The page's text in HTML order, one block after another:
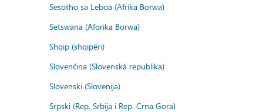
Sesotho sa Leboa (Afrika Borwa)
Setswana (Aforika Borwa)
Shqip (shqipëri)
Slovenčina (Slovenská republika)
Slovenski (Slovenija)
Srpski (Rep. Srbija i Rep. Crna Gora)